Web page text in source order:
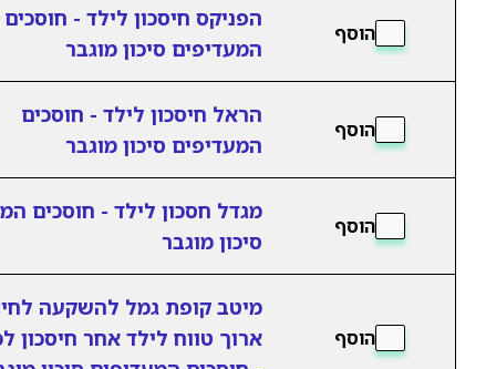
הוסף
הפניקס חיסכון לילד - חוסכים
המעדיפים סיכון מוגבר
הוסף
הראל חיסכון לילד - חוסכים
המעדיפים סיכון מוגבר
הוסף
מגדל חסכון לילד - חוסכים
סיכון מוגבר
הוסף
מיטב קופת גמל להשקעה
ארוך טווח לילד אחר חיסכון